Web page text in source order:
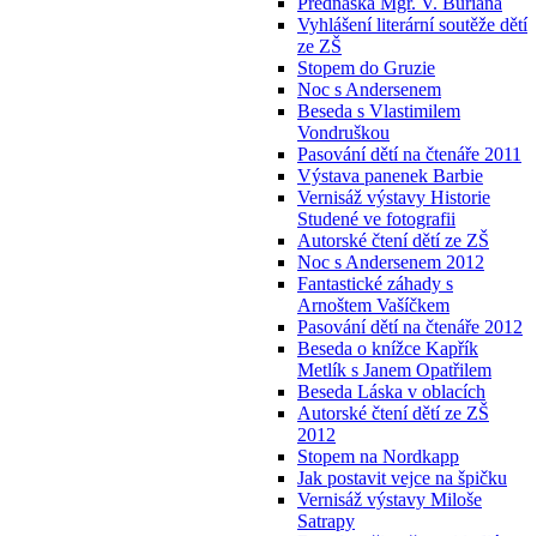
Vyhlášení literární soutěže dětí
ze ZŠ
Stopem do Gruzie
Noc s Andersenem
Beseda s Vlastimilem
Vondruškou
Pasování dětí na čtenáře 2011
Výstava panenek Barbie
Vernisáž výstavy Historie
Studené ve fotografii
Autorské čtení dětí ze ZŠ
Noc s Andersenem 2012
Fantastické záhady s
Arnoštem Vašíčkem
Pasování dětí na čtenáře 2012
Beseda o knížce Kapřík
Metlík s Janem Opatřilem
Beseda Láska v oblacích
Autorské čtení dětí ze ZŠ
2012
Stopem na Nordkapp
Jak postavit vejce na špičku
Vernisáž výstavy Miloše
Satrapy